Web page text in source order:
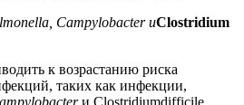
CampylobacterиClostridium
к возрастанию риска
таких как инфекции,
и Clostridiumdifficile.